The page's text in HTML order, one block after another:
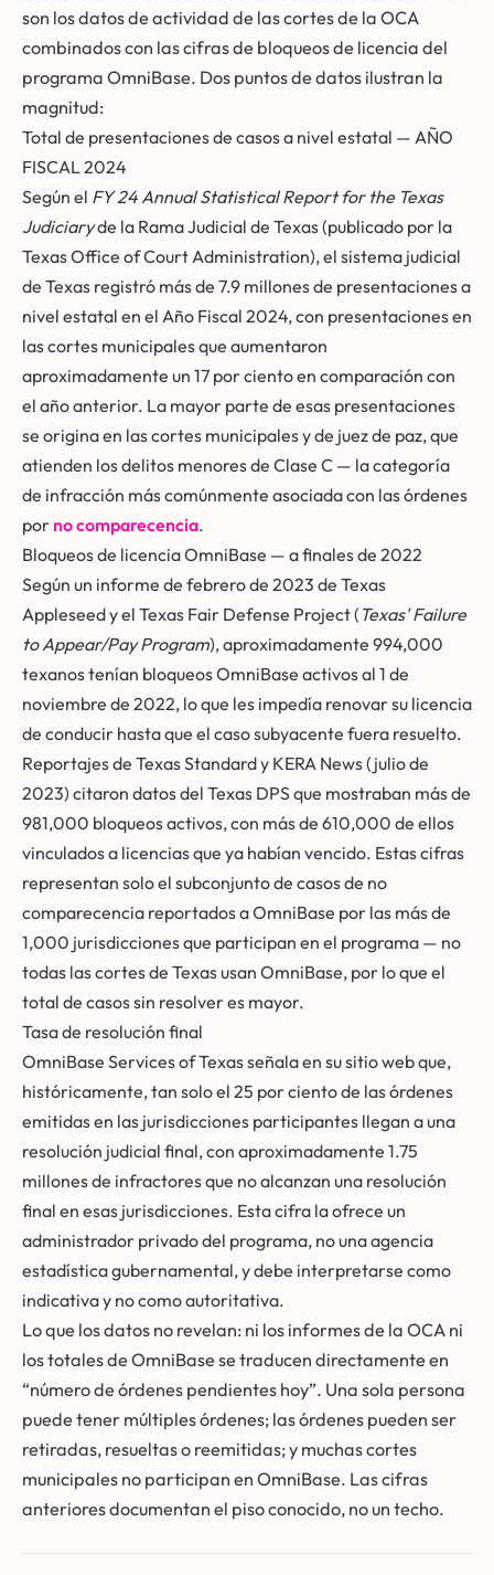
son los datos de actividad de las cortes de la OCA
combinados con las cifras de bloqueos de licencia del
programa OmniBase. Dos puntos de datos ilustran la
magnitud:
Total de presentaciones de casos a nivel estatal — AÑO
FISCAL 2024
Según el FY 24 Annual Statistical Report for the Texas
Judiciaryde la Rama Judicial de Texas (publicado por la
Texas Office of Court Administration), el sistema judicial
de Texas registró más de 7.9 millones de presentaciones a
nivel estatal en el Año Fiscal 2024, con presentaciones en
las cortes municipales que aumentaron
aproximadamente un 17 por ciento en comparación con
el año anterior. La mayor parte de esas presentaciones
se origina en las cortes municipales y de juez de paz, que
atienden los delitos menores de Clase C — la categoría
de infracción más comúnmente asociada con las órdenes
por no comparecencia.
Bloqueos de licencia OmniBase — a finales de 2022
Según un informe de febrero de 2023 de Texas
Appleseed y el Texas Fair Defense Project ( Texas' Failure
to Appear/Pay Program), aproximadamente 994,000
texanos tenían bloqueos OmniBase activos al 1 de
noviembre de 2022, lo que les impedía renovar su licencia
de conducir hasta que el caso subyacente fuera resuelto.
Reportajes de Texas Standard y KERA News (julio de
2023) citaron datos del Texas DPS que mostraban más de
981,000 bloqueos activos, con más de 610,000 de ellos
vinculados a licencias que ya habían vencido. Estas cifras
representan solo el subconjunto de casos de no
comparecencia reportados a OmniBase por las más de
1,000 jurisdicciones que participan en el programa — no
todas las cortes de Texas usan OmniBase, por lo que el
total de casos sin resolver es mayor.
Tasa de resolución final
OmniBase Services of Texas señala en su sitio web que,
históricamente, tan solo el 25 por ciento de las órdenes
emitidas en las jurisdicciones participantes llegan a una
resolución judicial final, con aproximadamente 1.75
millones de infractores que no alcanzan una resolución
final en esas jurisdicciones. Esta cifra la ofrece un
administrador privado del programa, no una agencia
estadística gubernamental, y debe interpretarse como
indicativa y no como autoritativa.
Lo que los datos no revelan: ni los informes de la OCA ni
los totales de OmniBase se traducen directamente en
“número de órdenes pendientes hoy”. Una sola persona
puede tener múltiples órdenes; las órdenes pueden ser
retiradas, resueltas o reemitidas; y muchas cortes
municipales no participan en OmniBase. Las cifras
anteriores documentan el piso conocido, no un techo.